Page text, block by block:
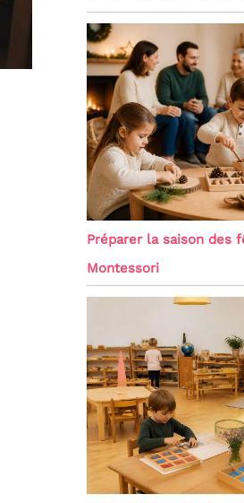
Préparer la saison des
Montessori